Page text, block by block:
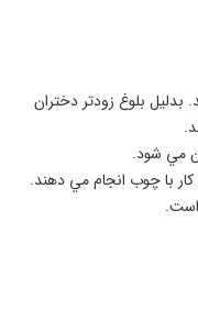
بلوغ زودتر دختران
مي شود.
كار با چوب انجام مي دهند.